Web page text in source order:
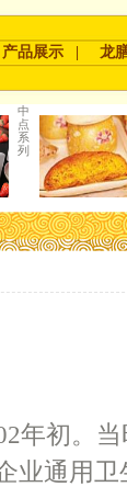
产品展示 龙
中
点
系
列
年初。
业通用